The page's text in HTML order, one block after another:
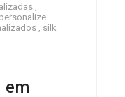
personalize
silk